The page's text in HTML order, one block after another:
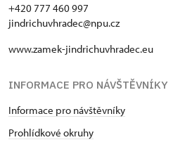
+420 777 460 997
jindrichuvhradec@npu.cz
www.zamek-jindrichuvhradec.eu
INFORMACE PRO NÁVŠTĚVNÍKY
Informace pro návštěvníky
Prohlídkové okruhy